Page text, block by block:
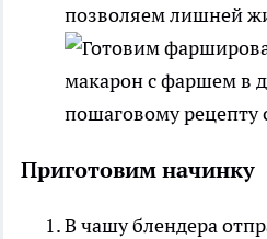
позволяем лишней
Приготовим начинку
В чашу блендера